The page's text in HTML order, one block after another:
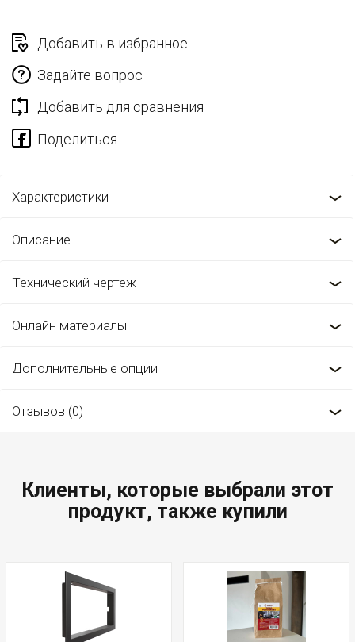
Добавить в избранное
Задайте вопрос
Добавить для сравнения
Характеристики
Описание
Технический чертеж
Онлайн материалы
Дополнительные опции
Отзывов (0)
Клиенты, которые выбрали этот
продукт, также купили